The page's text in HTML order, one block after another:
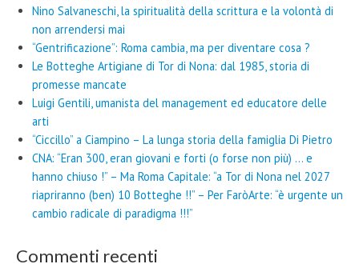
Nino Salvaneschi, la spiritualità della scrittura e la volontà di
non arrendersi mai
“Gentrificazione”: Roma cambia, ma per diventare cosa ?
Le Botteghe Artigiane di Tor di Nona: dal 1985, storia di
promesse mancate
Luigi Gentili, umanista del management ed educatore delle
arti
“Ciccillo” a Ciampino – La lunga storia della famiglia Di Pietro
CNA: “Eran 300, eran giovani e forti (o forse non più) … e
hanno chiuso !” – Ma Roma Capitale: “a Tor di Nona nel 2027
riapriranno (ben) 10 Botteghe !!” – Per FaròArte: “è urgente un
cambio radicale di paradigma !!!”
Commenti recenti